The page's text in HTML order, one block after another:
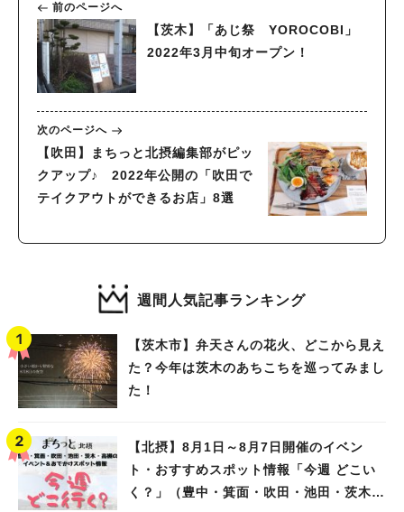
前のページへ
【茨木】「あじ祭 YOROCOBI」
2022年3月中旬オープン！
次のページへ
【吹田】まちっと北摂編集部がピッ
クアップ♪ 2022年公開の「吹田で
テイクアウトができるお店」8選
週間人気記事ランキング
【茨木市】弁天さんの花火、どこから見え
た？今年は茨木のあちこちを巡ってみまし
た！
【北摂】8月1日～8月7日開催のイベン
ト・おすすめスポット情報「今週 どこい
く？」（豊中・箕面・吹田・池田・茨木・